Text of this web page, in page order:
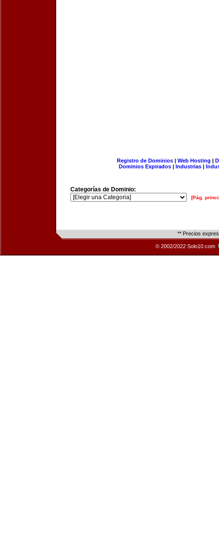
Registro de Dominios| Web Hosting |
Dominios Expirados | Industrias |
Categorías de Dominio:
[Pág.
** Precios
© 2002/2022 Solo10.com